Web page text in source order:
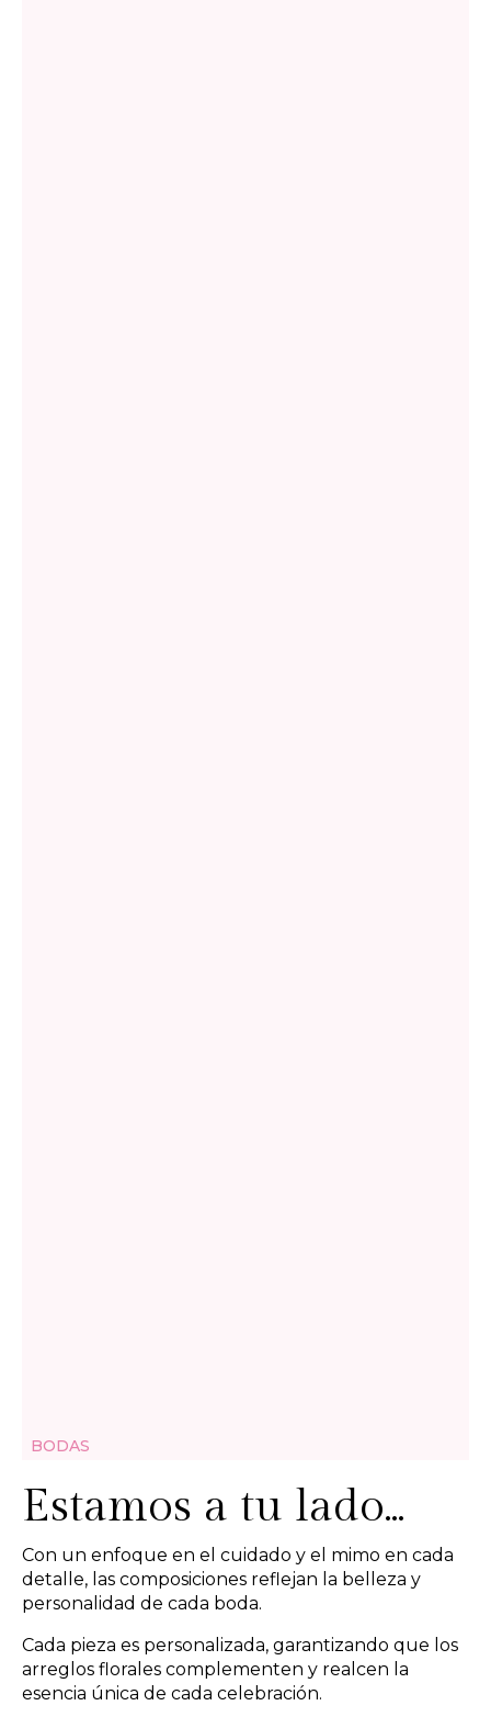
BODAS
Estamos a tu lado...
Con un enfoque en el cuidado y el mimo en cada
detalle, las composiciones reflejan la belleza y
personalidad de cada boda.
Cada pieza es personalizada, garantizando que los
arreglos florales complementen y realcen la
esencia única de cada celebración.